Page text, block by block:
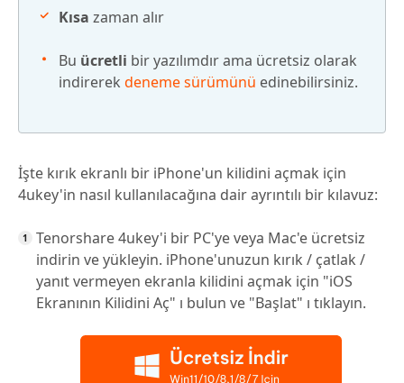
Kısa zaman alır
Bu ücretli bir yazılımdır ama ücretsiz olarak
indirerek deneme sürümünü edinebilirsiniz.
İşte kırık ekranlı bir iPhone'un kilidini açmak için
4ukey'in nasıl kullanılacağına dair ayrıntılı bir kılavuz:
Tenorshare 4ukey'i bir PC'ye veya Mac'e ücretsiz
indirin ve yükleyin. iPhone'unuzun kırık / çatlak /
yanıt vermeyen ekranla kilidini açmak için "iOS
Ekranının Kilidini Aç" ı bulun ve "Başlat" ı tıklayın.